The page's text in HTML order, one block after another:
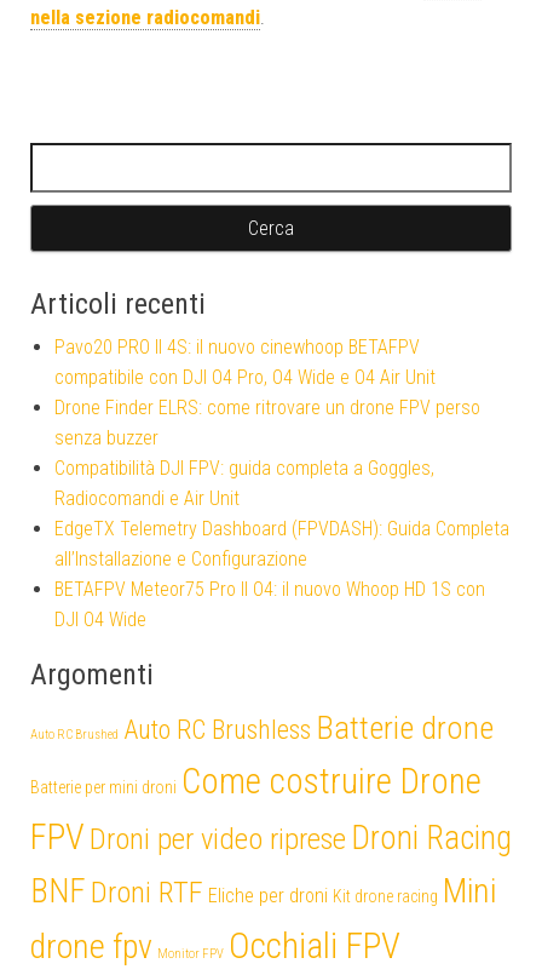
nella sezione radiocomandi.
Articoli recenti
Pavo20 PRO II 4S: il nuovo cinewhoop BETAFPV
compatibile con DJI O4 Pro, O4 Wide e O4 Air Unit
Drone Finder ELRS: come ritrovare un drone FPV perso
senza buzzer
Compatibilità DJI FPV: guida completa a Goggles,
Radiocomandi e Air Unit
EdgeTX Telemetry Dashboard (FPVDASH): Guida Completa
all’Installazione e Configurazione
BETAFPV Meteor75 Pro II O4: il nuovo Whoop HD 1S con
DJI O4 Wide
Argomenti
Auto RC Brushed Auto RC Brushless Batterie drone
Batterie per mini droni Come costruire Drone
FPV Droni per video riprese Droni Racing
BNF Droni RTF Eliche per droni Kit drone racing Mini
drone fpv Monitor FPV Occhiali FPV